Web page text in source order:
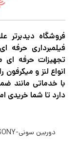
فروشگاه دیدبرتر
فیلمبرداری حرفه
تجهیزات حرفه ای
انواع لنز و
با خدماتی مانند
دارد تا شما خریدی
دوربین سونی-SONY